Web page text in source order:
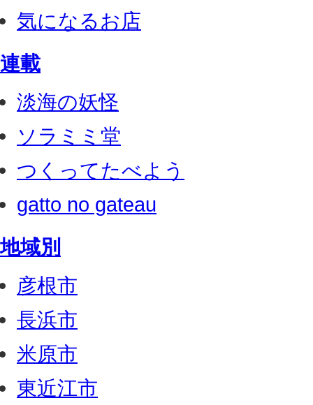
気になるお店
連載
淡海の妖怪
ソラミミ堂
つくってたべよう
gatto no gateau
地域別
彦根市
長浜市
米原市
東近江市